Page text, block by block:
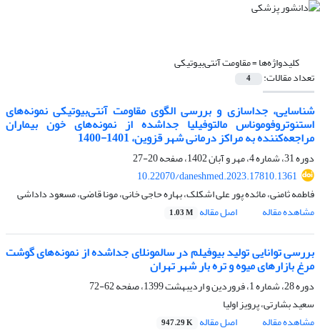
کلیدواژه‌ها =مقاومت آنتی‌بیوتیکی
تعداد مقالات: 4
شناسایی، جداسازی و بررسی الگوی مقاومت آنتی‌بیوتیکی نمونه‌های
استنوتروفوموناس مالتوفیلیا جداشده از نمونه‌های خون بیماران
مراجعه‌کننده به مراکز درمانی شهر قزوین، 1401-1400
دوره 31، شماره 4، مهر و آبان 1402، صفحه
20-27
10.22070/daneshmed.2023.17810.1361
فاطمه ثامنی، مائده پور علی اشکلک، بهاره حاجی خانی، مونا قاضی، مسعود داداشی
مشاهده مقاله
اصل مقاله 1.03 M
بررسی توانایی تولید بیوفیلم در سالمونلای جداشده از نمونه‌های گوشت
مرغ بازارهای میوه و تره بار شهر تهران
دوره 28، شماره 1، فروردین و اردیبهشت 1399، صفحه
62-72
سعید بشارتی، پرویز اولیا
مشاهده مقاله
اصل مقاله 947.29 K